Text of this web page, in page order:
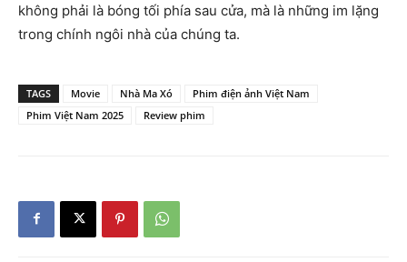
không phải là bóng tối phía sau cửa, mà là những im lặng
trong chính ngôi nhà của chúng ta.
TAGS Movie Nhà Ma Xó
Phim điện ảnh Việt Nam
Phim Việt Nam 2025
Review phim